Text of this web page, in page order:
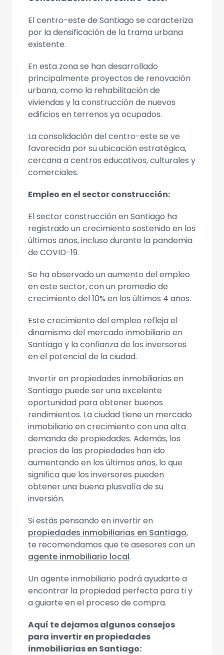
El centro-este de Santiago se caracteriza
por la densificación de la trama urbana
existente.
En esta zona se han desarrollado
principalmente proyectos de renovación
urbana, como la rehabilitación de
viviendas y la construcción de nuevos
edificios en terrenos ya ocupados.
La consolidación del centro-este se ve
favorecida por su ubicación estratégica,
cercana a centros educativos, culturales y
comerciales.
Empleo en el sector construcción:
El sector construcción en Santiago ha
registrado un crecimiento sostenido en los
últimos años, incluso durante la pandemia
de COVID-19.
Se ha observado un aumento del empleo
en este sector, con un promedio de
crecimiento del 10% en los últimos 4 años.
Este crecimiento del empleo refleja el
dinamismo del mercado inmobiliario en
Santiago y la confianza de los inversores
en el potencial de la ciudad.
Invertir en propiedades inmobiliarias en
Santiago puede ser una excelente
oportunidad para obtener buenos
rendimientos. La ciudad tiene un mercado
inmobiliario en crecimiento con una alta
demanda de propiedades. Además, los
precios de las propiedades han ido
aumentando en los últimos años, lo que
significa que los inversores pueden
obtener una buena plusvalía de su
inversión.
Si estás pensando en invertir en
propiedades inmobiliarias en Santiago,
te recomendamos que te asesores con un
agente inmobiliario local.
Un agente inmobiliario podrá ayudarte a
encontrar la propiedad perfecta para ti y
a guiarte en el proceso de compra.
Aquí te dejamos algunos consejos
para invertir en propiedades
inmobiliarias en Santiago: